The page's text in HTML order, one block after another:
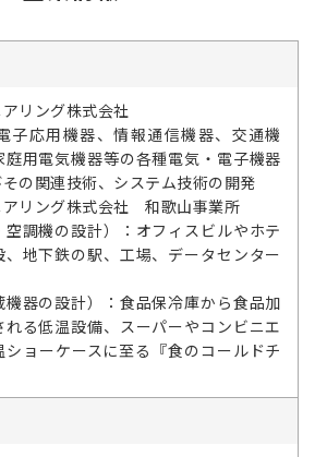
リング株式会社
子応用機器、情報通信機器、交通機
用電気機器等の各種電気・電子機器
の関連技術、システム技術の開発
リング株式会社 和歌山事業所
空調機の設計）：オフィスビルやホテ
地下鉄の駅、工場、データセンター
機器の設計）：食品保冷庫から食品加
る低温設備、スーパーやコンビニエ
ョーケースに至る『食のコールドチ